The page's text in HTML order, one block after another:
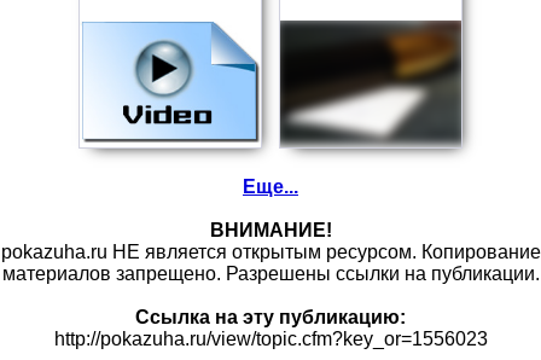
Еще...
ВНИМАНИЕ!
pokazuha.ru НЕ является открытым ресурсом. Копирование
материалов запрещено. Разрешены ссылки на публикации.
Ссылка на эту публикацию:
http://pokazuha.ru/view/topic.cfm?key_or=1556023